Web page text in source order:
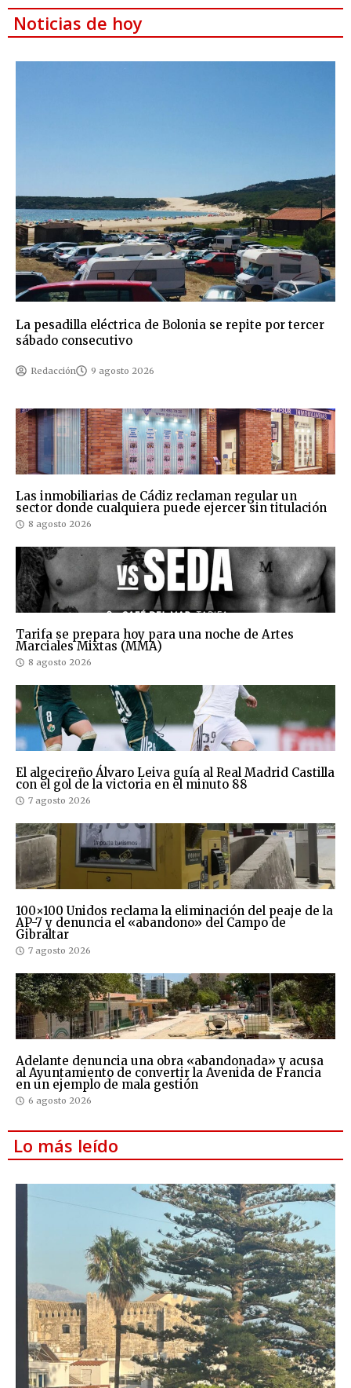
Noticias de hoy
La pesadilla eléctrica de Bolonia se repite por tercer
sábado consecutivo
Redacción 9 agosto 2026
Las inmobiliarias de Cádiz reclaman regular un
sector donde cualquiera puede ejercer sin titulación
8 agosto 2026
Tarifa se prepara hoy para una noche de Artes
Marciales Mixtas (MMA)
8 agosto 2026
El algecireño Álvaro Leiva guía al Real Madrid Castilla
con el gol de la victoria en el minuto 88
7 agosto 2026
100×100 Unidos reclama la eliminación del peaje de la
AP-7 y denuncia el «abandono» del Campo de
Gibraltar
7 agosto 2026
Adelante denuncia una obra «abandonada» y acusa
al Ayuntamiento de convertir la Avenida de Francia
en un ejemplo de mala gestión
6 agosto 2026
Lo más leído